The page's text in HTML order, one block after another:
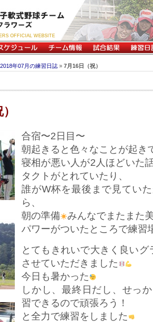
OFFICIAL WEBSITE
2018年07月の練習日誌 » 7月16日（祝）
合宿〜2日目〜
朝起きると色々なことが起き
寝相が悪い人が2人ほどいた
タクトがとれていたり、
誰がW杯を最後まで見てい
ら、
朝の準備
みんなでまたまた
パワーがついたところで練習
とてもきれいで大きく良い
させていただきました
今日も暑かった
しかし、最終日だし、せっ
習できるので頑張ろう！
と全力で練習をしました